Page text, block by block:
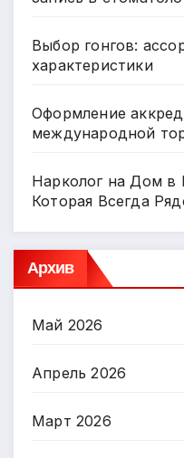
Выбор гонгов:
характеристики
Оформление
международной
Нарколог на Дом в
Которая Всегда
Архив
Май 2026
Апрель 2026
Март 2026